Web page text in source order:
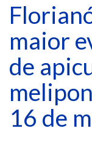
maior
de
16 de